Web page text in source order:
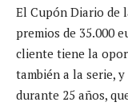
El Cupón Diario de
premios de 35.000
cliente tiene la
también a la serie, y
durante 25 años,